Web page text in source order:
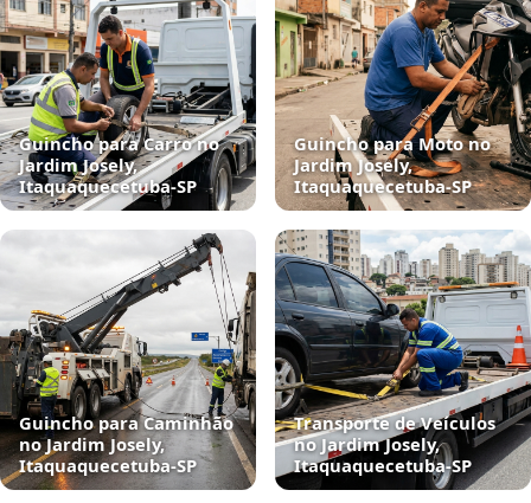
Guincho para Carro no
Jardim Josely,
Itaquaquecetuba‑SP
Guincho para Moto no
Jardim Josely,
Itaquaquecetuba‑SP
Guincho para Caminhão
no Jardim Josely,
Itaquaquecetuba‑SP
Transporte de Veículos
no Jardim Josely,
Itaquaquecetuba‑SP